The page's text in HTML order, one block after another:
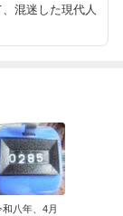
混迷した現代人
和八年、4月